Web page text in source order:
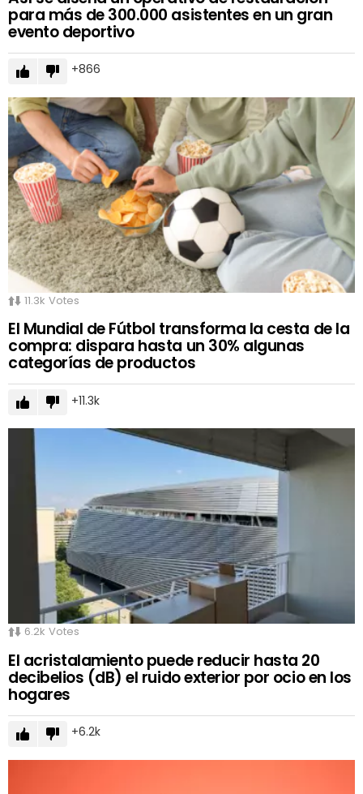
para más de 300.000 asistentes en un gran
evento deportivo
866
11.3k Votes
El Mundial de Fútbol transforma la cesta de la
compra: dispara hasta un 30% algunas
categorías de productos
11.3k
6.2k Votes
El acristalamiento puede reducir hasta 20
decibelios (dB) el ruido exterior por ocio en los
hogares
6.2k